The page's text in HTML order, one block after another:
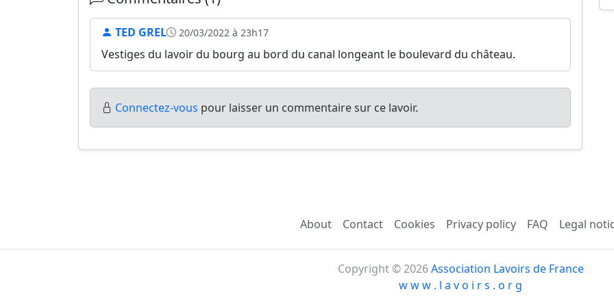
TED GREL 20/03/2022 à 23h17
Vestiges du lavoir du bourg au bord du canal longeant le boulevard du château.
Connectez-vous pour laisser un commentaire sur ce lavoir.
About Contact Cookies Privacy policy FAQ Legal
Copyright © 2026Association Lavoirs de France
w w w . l a v o i r s . o r g